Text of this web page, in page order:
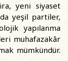
yeni siyaset
yeşil partiler,
yapılanma
muhafazakâr
mümkündür.